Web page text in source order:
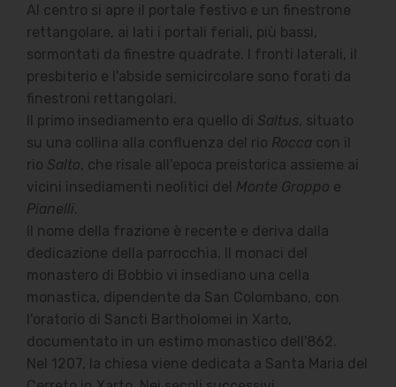
Al centro si apre il portale festivo e un finestrone
rettangolare, ai lati i portali feriali, più bassi,
sormontati da finestre quadrate. I fronti laterali, il
presbiterio e l'abside semicircolare sono forati da
finestroni rettangolari.
Il primo insediamento era quello di Saltus, situato
su una collina alla confluenza del rio Rocca con il
rio Salto, che risale all'epoca preistorica assieme ai
vicini insediamenti neolitici del Monte Groppo e
Pianelli.
Il nome della frazione è recente e deriva dalla
dedicazione della parrocchia. Il monaci del
monastero di Bobbio vi insediano una cella
monastica, dipendente da San Colombano, con
l'oratorio di Sancti Bartholomei in Xarto,
documentato in un estimo monastico dell'862.
Nel 1207, la chiesa viene dedicata a Santa Maria del